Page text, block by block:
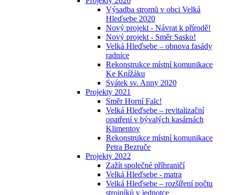
Výsadba stromů v obci Velká
Hleďsebe 2020
Nový projekt - Návrat k přírodě!
Nový projekt - Směr Sasko!
Velká Hleďsebe – obnova fasády
radnice
Rekonstrukce místní komunikace
Ke Knížáku
Svátek sv. Anny 2020
Projekty 2021
Směr Horní Falc!
Velká Hleďsebe – revitalizační
opatření v bývalých kasárnách
Klimentov
Rekonstrukce místní komunikace
Petra Bezruče
Projekty 2022
Zažít společné příhraničí
Velká Hleďsebe - matra
Velká Hleďsebe – rozšíření počtu
strojníků v jednotce